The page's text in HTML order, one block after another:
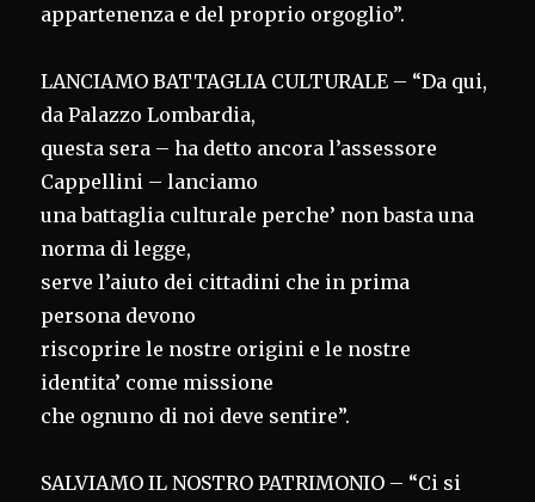
appartenenza e del proprio orgoglio”.
LANCIAMO BATTAGLIA CULTURALE – “Da qui,
da Palazzo Lombardia,
questa sera – ha detto ancora l’assessore
Cappellini – lanciamo
una battaglia culturale perche’ non basta una
norma di legge,
serve l’aiuto dei cittadini che in prima
persona devono
riscoprire le nostre origini e le nostre
identita’ come missione
che ognuno di noi deve sentire”.
SALVIAMO IL NOSTRO PATRIMONIO – “Ci si